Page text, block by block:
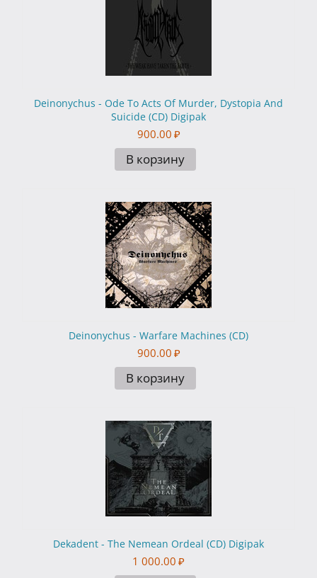
Deinonychus - Ode To Acts Of Murder, Dystopia And
Suicide (CD) Digipak
900.00 ₽
В корзину
Deinonychus - Warfare Machines (CD)
900.00 ₽
В корзину
Dekadent - The Nemean Ordeal (CD) Digipak
1 000.00 ₽